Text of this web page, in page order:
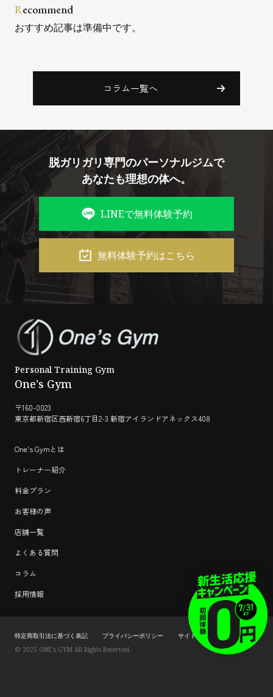
Recommend
おすすめ記事は準備中です。
コラム一覧へ
脱ガリガリ専門のパーソナルジムで
あなたも理想の体へ。
LINEで無料体験予約
無料体験予約はこちら
Personal Training Gym
One's Gym
〒160-0023
東京都新宿区西新宿6丁目2-3 新宿アイランドアネックス408
One's Gymとは
トレーナー紹介
料金プラン
お客様の声
店舗一覧
よくある質問
コラム
採用情報
特定商取引法に基づく表記 プライバシーポリシー
サイトマップ
© 2025 ONE’s GYM All Rights Reserved.